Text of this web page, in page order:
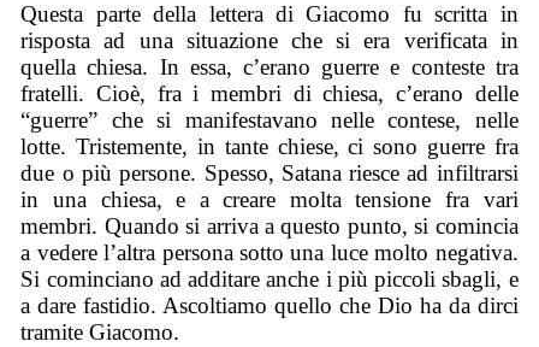
Questa parte della lettera di Giacomo fu scritta in
risposta ad una situazione che si era verificata in
quella chiesa. In essa, c’erano guerre e conteste tra
fratelli. Cioè, fra i membri di chiesa, c’erano delle
“guerre” che si manifestavano nelle contese, nelle
lotte. Tristemente, in tante chiese, ci sono guerre fra
due o più persone. Spesso, Satana riesce ad infiltrarsi
in una chiesa, e a creare molta tensione fra vari
membri. Quando si arriva a questo punto, si comincia
a vedere l’altra persona sotto una luce molto negativa.
Si cominciano ad additare anche i più piccoli sbagli, e
a dare fastidio. Ascoltiamo quello che Dio ha da dirci
tramite Giacomo.